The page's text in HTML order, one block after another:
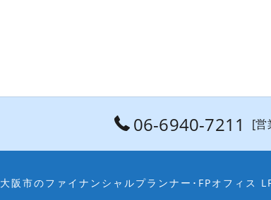
06-6940-7211 [営
大阪市のファイナンシャルプランナー･FPオフィス